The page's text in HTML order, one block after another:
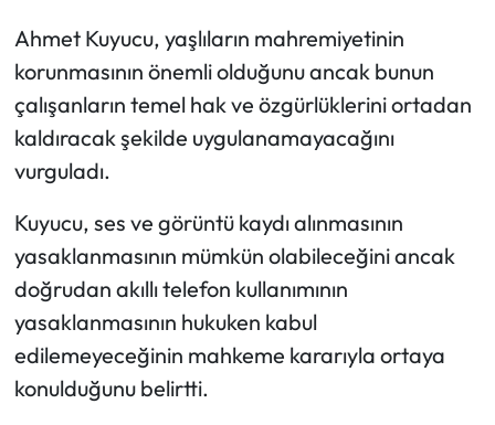
Ahmet Kuyucu, yaşlıların mahremiyetinin
korunmasının önemli olduğunu ancak bunun
çalışanların temel hak ve özgürlüklerini ortadan
kaldıracak şekilde uygulanamayacağını
vurguladı.
Kuyucu, ses ve görüntü kaydı alınmasının
yasaklanmasının mümkün olabileceğini ancak
doğrudan akıllı telefon kullanımının
yasaklanmasının hukuken kabul
edilemeyeceğinin mahkeme kararıyla ortaya
konulduğunu belirtti.